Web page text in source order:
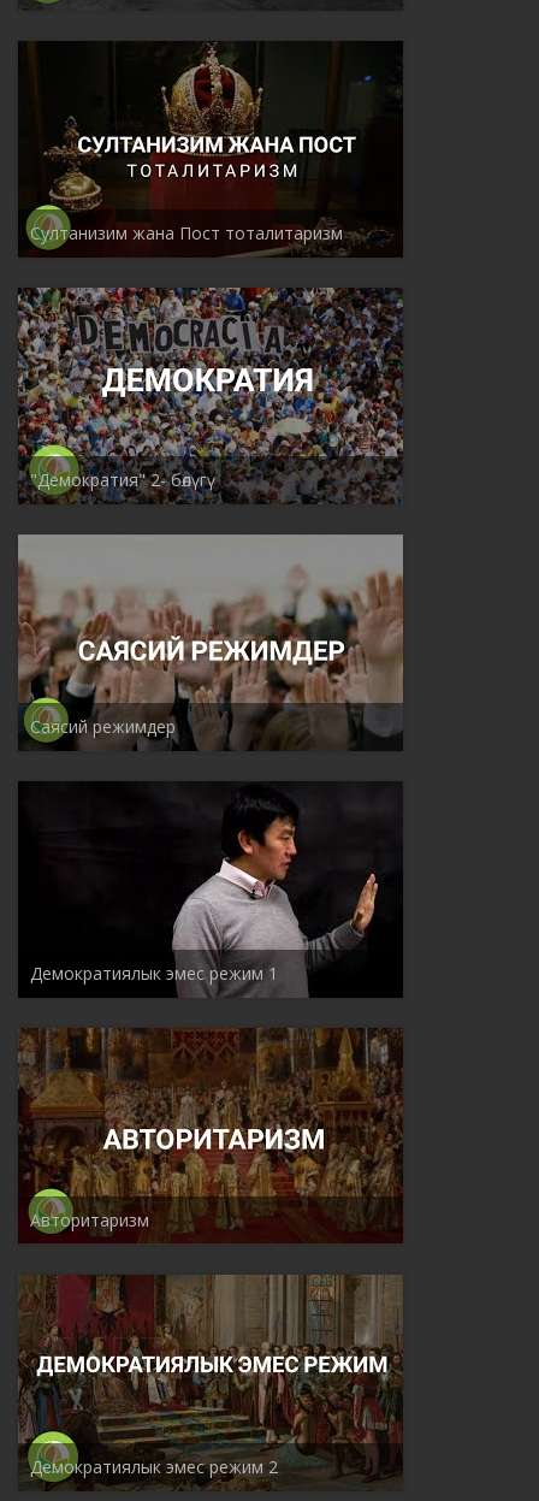
Султанизим жана Пост тоталитаризм
"Демократия" 2- бөлүгү
Саясий режимдер
Демократиялык эмес режим 1
Авторитаризм
Демократиялык эмес режим 2